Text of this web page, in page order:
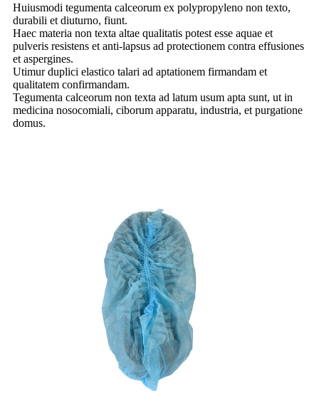
Huiusmodi tegumenta calceorum ex polypropyleno non texto,
durabili et diuturno, fiunt.
Haec materia non texta altae qualitatis potest esse aquae et
pulveris resistens et anti-lapsus ad protectionem contra effusiones
et aspergines.
Utimur duplici elastico talari ad aptationem firmandam et
qualitatem confirmandam.
Tegumenta calceorum non texta ad latum usum apta sunt, ut in
medicina nosocomiali, ciborum apparatu, industria, et purgatione
domus.